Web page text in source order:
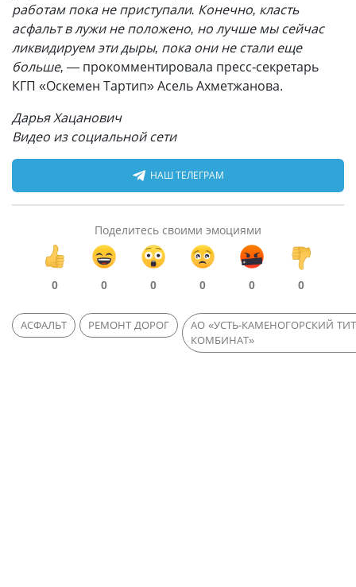
работам пока не приступали. Конечно, класть
асфальт в лужи не положено, но лучше мы сейчас
ликвидируем эти дыры, пока они не стали еще
больше, — прокомментировала пресс-секретарь
КГП «Оскемен Тартип» Асель Ахметжанова.
Дарья Хацанович
Видео из социальной сети
НАШ ТЕЛЕГРАМ
Поделитесь своими эмоциями
0 0 0 0 0 0
АСФАЛЬТ РЕМОНТ ДОРОГ
АО «УСТЬ-КАМЕНОГОРСКИЙ
КОМБИНАТ»